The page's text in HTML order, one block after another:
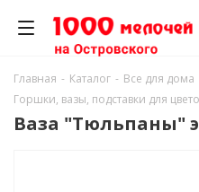
Главная - Каталог - Все для дома
Горшки, вазы, подставки для
Ваза "Тюльпаны"